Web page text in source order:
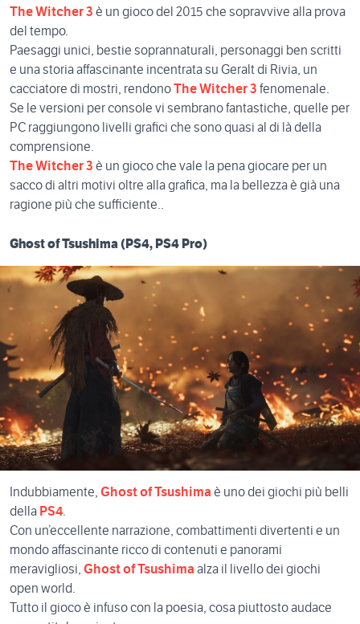
The Witcher 3 è un gioco del 2015 che sopravvive alla prova
del tempo.
Paesaggi unici, bestie soprannaturali, personaggi ben scritti
e una storia affascinante incentrata su Geralt di Rivia, un
cacciatore di mostri, rendonoThe Witcher 3 fenomenale.
Se le versioni per console vi sembrano fantastiche, quelle per
PC raggiungono livelli grafici che sono quasi al di là della
comprensione.
The Witcher 3 è un gioco che vale la pena giocare per un
sacco di altri motivi oltre alla grafica, ma la bellezza è già una
ragione più che sufficiente.
Ghost of Tsushima (PS4, PS4 Pro)
Indubbiamente, Ghost of Tsushima è uno dei giochi più belli
della PS4.
Con un’eccellente narrazione, combattimenti divertenti e un
mondo affascinante ricco di contenuti e panorami
meravigliosi, Ghost of Tsushima alza il livello dei giochi
open world.
Tutto il gioco è infuso con la poesia, cosa piuttosto audace